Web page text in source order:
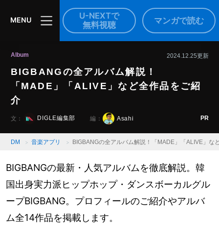
MENU
U-NEXTで
無料視聴
マンガで読む
Album 2024.12.25更新
BIGBANGの全アルバム解説！
「MADE」「ALIVE」など全作品をご紹
介
文： DIGLE編集部 編： Asahi PR
DM 音楽アプリ BIGBANGの全アルバム解説！「MADE」「ALIVE」な
BIGBANGの最新・人気アルバムを徹底解説。韓
国出身実力派ヒップホップ・ダンスボーカルグル
ープBIGBANG。プロフィールのご紹介やアルバ
ム全14作品を掲載します。